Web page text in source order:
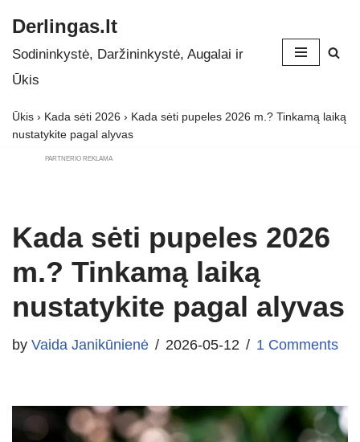
Skip
to
Derlingas.lt
Sodininkystė, Daržininkystė, Augalai ir
Ūkis
Ūkis › Kada sėti 2026 › Kada sėti pupeles 2026 m.? Tinkamą laiką
nustatykite pagal alyvas
PARTNERIO REKLAMA
Kada sėti pupeles 2026
m.? Tinkamą laiką
nustatykite pagal alyvas
by Vaida Janikūnienė 2026-05-12 1 Comments